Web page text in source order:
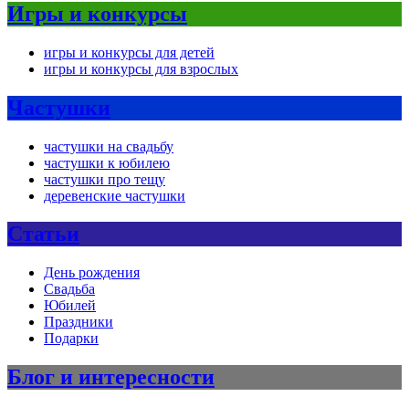
Игры и конкурсы
игры и конкурсы для детей
игры и конкурсы для взрослых
Частушки
частушки на свадьбу
частушки к юбилею
частушки про тещу
деревенские частушки
Статьи
День рождения
Свадьба
Юбилей
Праздники
Подарки
Блог и интересности